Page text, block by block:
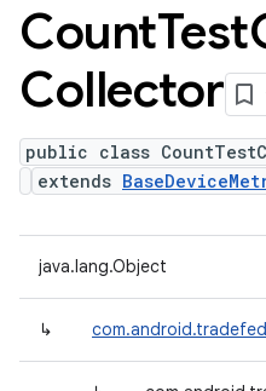
CountTest
Collector
public class
extends
java.lang.Object
↳